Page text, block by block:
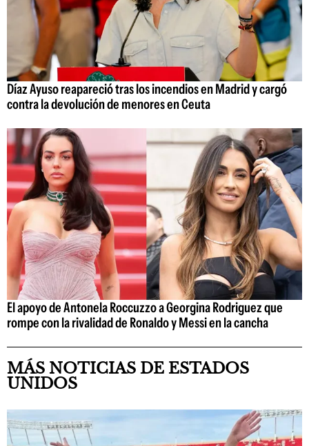
Díaz Ayuso reapareció tras los incendios en Madrid y cargó
contra la devolución de menores en Ceuta
El apoyo de Antonela Roccuzzo a Georgina Rodriguez que
rompe con la rivalidad de Ronaldo y Messi en la cancha
MÁS NOTICIAS DE ESTADOS
UNIDOS